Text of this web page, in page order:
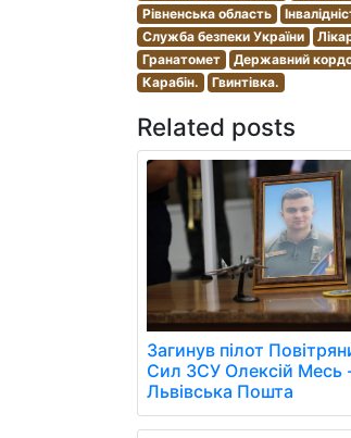
Рівненська область
Служба безпеки України
Гранатомет
Державний
Карабін.
Гвинтівка.
Related posts
Загинув пілот
Сил ЗСУ Олексій Месь
Львівська Пошта